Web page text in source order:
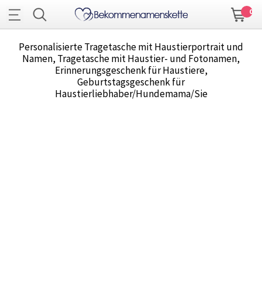
0
Personalisierte Tragetasche mit Haustierportrait und
Namen, Tragetasche mit Haustier- und Fotonamen,
Erinnerungsgeschenk für Haustiere,
Geburtstagsgeschenk für
Haustierliebhaber/Hundemama/Sie